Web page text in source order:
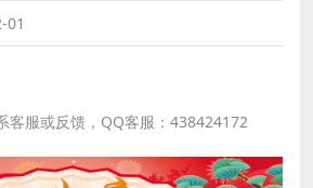
01
客服或反馈，QQ客服：438424172